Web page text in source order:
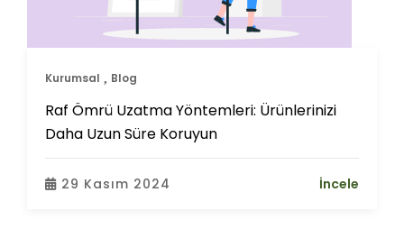
Kurumsal Blog
Raf Ömrü Uzatma Yöntemleri: Ürünlerinizi
Daha Uzun Süre Koruyun
29 Kasım 2024 İncele